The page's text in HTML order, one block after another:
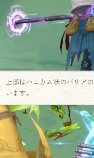
上部はハニカム状のバリア
います。